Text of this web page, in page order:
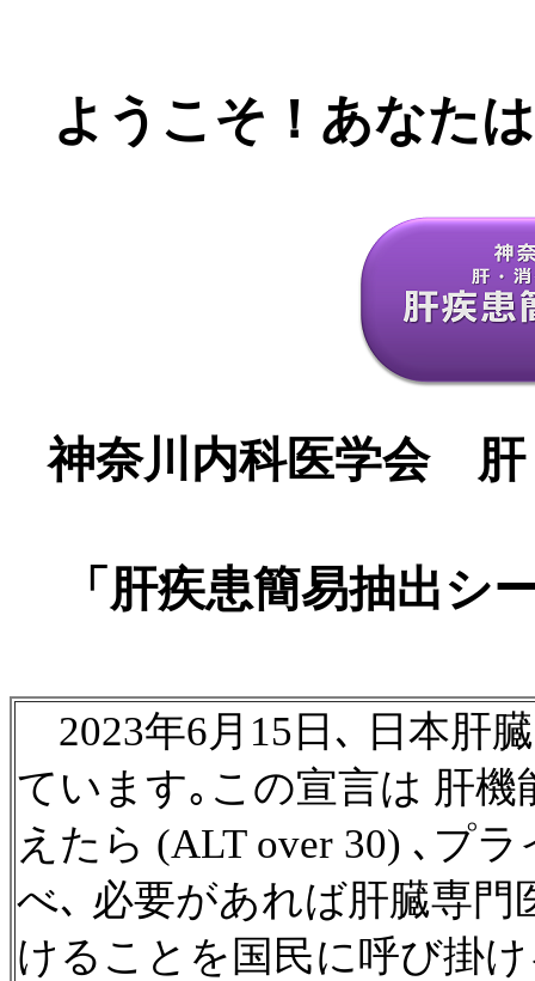
ようこそ！あなた
神奈川内科医学会
「肝疾患簡易抽出シ
2023年6月15日､ 日本肝
ています｡この宣言は 肝
えたら (ALT over 30) ､プ
べ､ 必要があれば肝臓専門
けることを国民に呼び掛